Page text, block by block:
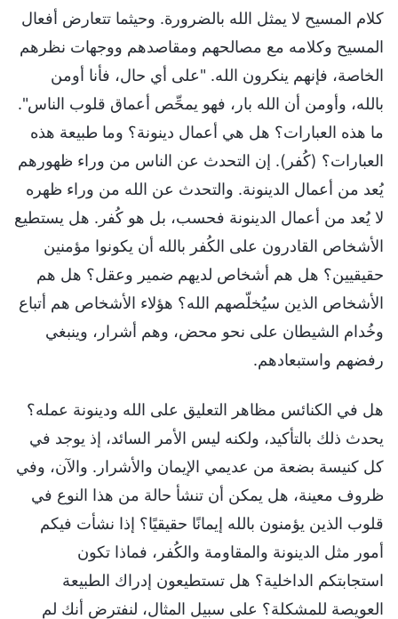
كلام المسيح لا يمثل الله بالضرورة. وحيثما تتعارض أفعال
المسيح وكلامه مع مصالحهم ومقاصدهم ووجهات نظرهم
الخاصة، فإنهم ينكرون الله. "على أي حال، فأنا أومن
بالله، وأومن أن الله بار، فهو يمحِّص أعماق قلوب الناس".
ما هذه العبارات؟ هل هي أعمال دينونة؟ وما طبيعة هذه
العبارات؟ (كُفر). إن التحدث عن الناس من وراء ظهورهم
يُعد من أعمال الدينونة. والتحدث عن الله من وراء ظهره
لا يُعد من أعمال الدينونة فحسب، بل هو كُفر. هل يستطيع
الأشخاص القادرون على الكُفر بالله أن يكونوا مؤمنين
حقيقيين؟ هل هم أشخاص لديهم ضمير وعقل؟ هل هم
الأشخاص الذين سيُخلّصهم الله؟ هؤلاء الأشخاص هم أتباع
وخُدام الشيطان على نحو محض، وهم أشرار، وينبغي
رفضهم واستبعادهم.
هل في الكنائس مظاهر التعليق على الله ودينونة عمله؟
يحدث ذلك بالتأكيد، ولكنه ليس الأمر السائد، إذ يوجد في
كل كنيسة بضعة من عديمي الإيمان والأشرار. والآن، وفي
ظروف معينة، هل يمكن أن تنشأ حالة من هذا النوع في
قلوب الذين يؤمنون بالله إيمانًا حقيقيًا؟ إذا نشأت فيكم
أمور مثل الدينونة والمقاومة والكُفر، فماذا تكون
استجابتكم الداخلية؟ هل تستطيعون إدراك الطبيعة
العويصة للمشكلة؟ على سبيل المثال، لنفترض أنك لم